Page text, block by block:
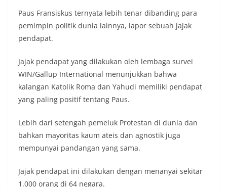
Paus Fransiskus ternyata lebih tenar dibanding para
pemimpin politik dunia lainnya, lapor sebuah jajak
pendapat.
Jajak pendapat yang dilakukan oleh lembaga survei
WIN/Gallup International menunjukkan bahwa
kalangan Katolik Roma dan Yahudi memiliki pendapat
yang paling positif tentang Paus.
Lebih dari setengah pemeluk Protestan di dunia dan
bahkan mayoritas kaum ateis dan agnostik juga
mempunyai pandangan yang sama.
Jajak pendapat ini dilakukan dengan menanyai sekitar
1.000 orang di 64 negara.